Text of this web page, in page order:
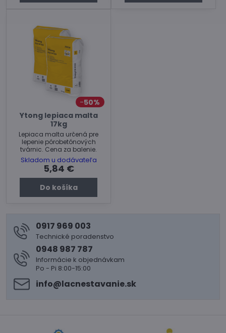
50%
Ytong lepiaca malta
17kg
Lepiaca malta určená pre
lepenie pórobetónových
tvárnic. Cena za balenie.
Skladom u dodávateľa
5,84 €
Do košíka
0917 969 003
Technické poradenstvo
0948 987 787
Informácie k objednávkam
Po - Pi 8:00-15:00
info​@lacnestavanie​.sk